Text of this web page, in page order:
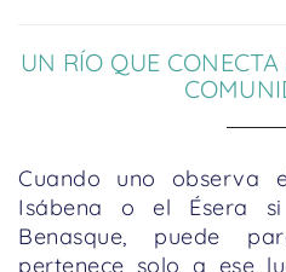
UN RÍO QUE
Cuando uno observa
Isábena o el Ésera
Benasque, puede
pertenece solo a ese